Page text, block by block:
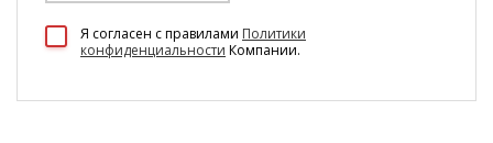
Я согласен c правилами Политики
конфиденциальности Компании.